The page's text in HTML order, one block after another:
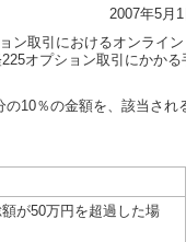
2007年5月1
ン取引におけるオンライン
オプション取引にかかる
10％の金額を、該当され
が50万円を超過した場